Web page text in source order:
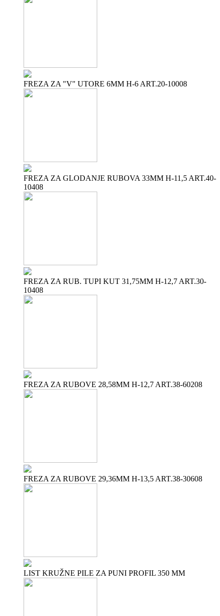
FREZA ZA "V" UTORE 6MM H-6 ART.20-10008
FREZA ZA GLODANJE RUBOVA 33MM H-11,5 ART.40-
10408
FREZA ZA RUB. TUPI KUT 31,75MM H-12,7 ART.30-
10408
FREZA ZA RUBOVE 28,58MM H-12,7 ART.38-60208
FREZA ZA RUBOVE 29,36MM H-13,5 ART.38-30608
LIST KRUŽNE PILE ZA PUNI PROFIL 350 MM